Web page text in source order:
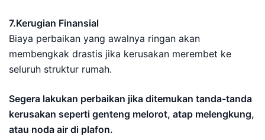
7.Kerugian Finansial
Biaya perbaikan yang awalnya ringan akan
membengkak drastis jika kerusakan merembet ke
seluruh struktur rumah.
Segera lakukan perbaikan jika ditemukan tanda-tanda
kerusakan seperti genteng melorot, atap melengkung,
atau noda air di plafon.